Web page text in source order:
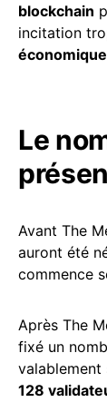
blockchain
incitation
Le
Avant The
auront été
commence
Après The
fixé un
valablement
128